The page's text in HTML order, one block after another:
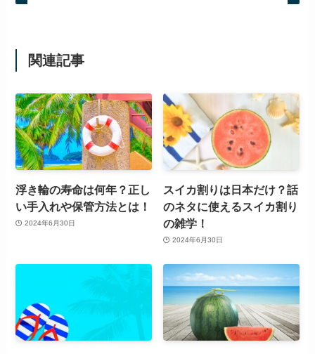
関連記事
浮き輪の寿命は何年？正し
い手入れや保管方法とは！
2024年6月30日
スイカ割りは日本だけ？話
のネタに使えるスイカ割り
の雑学！
2024年6月30日